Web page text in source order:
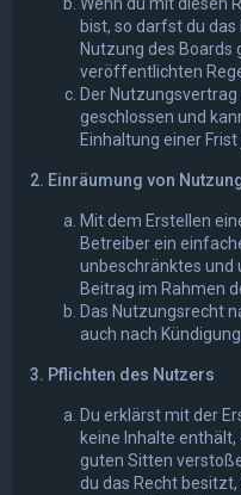
Wenn du mit diesen
bist, so darfst du
Nutzung des Boards
veröffentlichten
Der
geschlossen und
Einhaltung einer
2. Einräumung von
Mit dem Erstellen
Betreiber ein
unbeschränktes und
Beitrag im Rahmen
Das Nutzungsrecht
auch nach
3. Pflichten des Nutzers
Du erklärst mit der
keine Inhalte
guten Sitten
du das Recht